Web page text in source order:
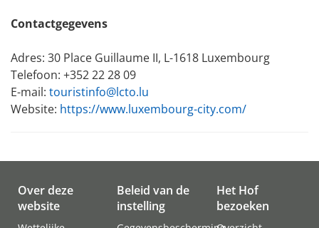
Contactgegevens
Adres: 30 Place Guillaume II, L-1618 Luxembourg
Telefoon: +352 22 28 09
E-mail: touristinfo@lcto.lu
Website: https://www.luxembourg-city.com/
Over deze
website
Beleid van de
instelling
Het Hof
bezoeken